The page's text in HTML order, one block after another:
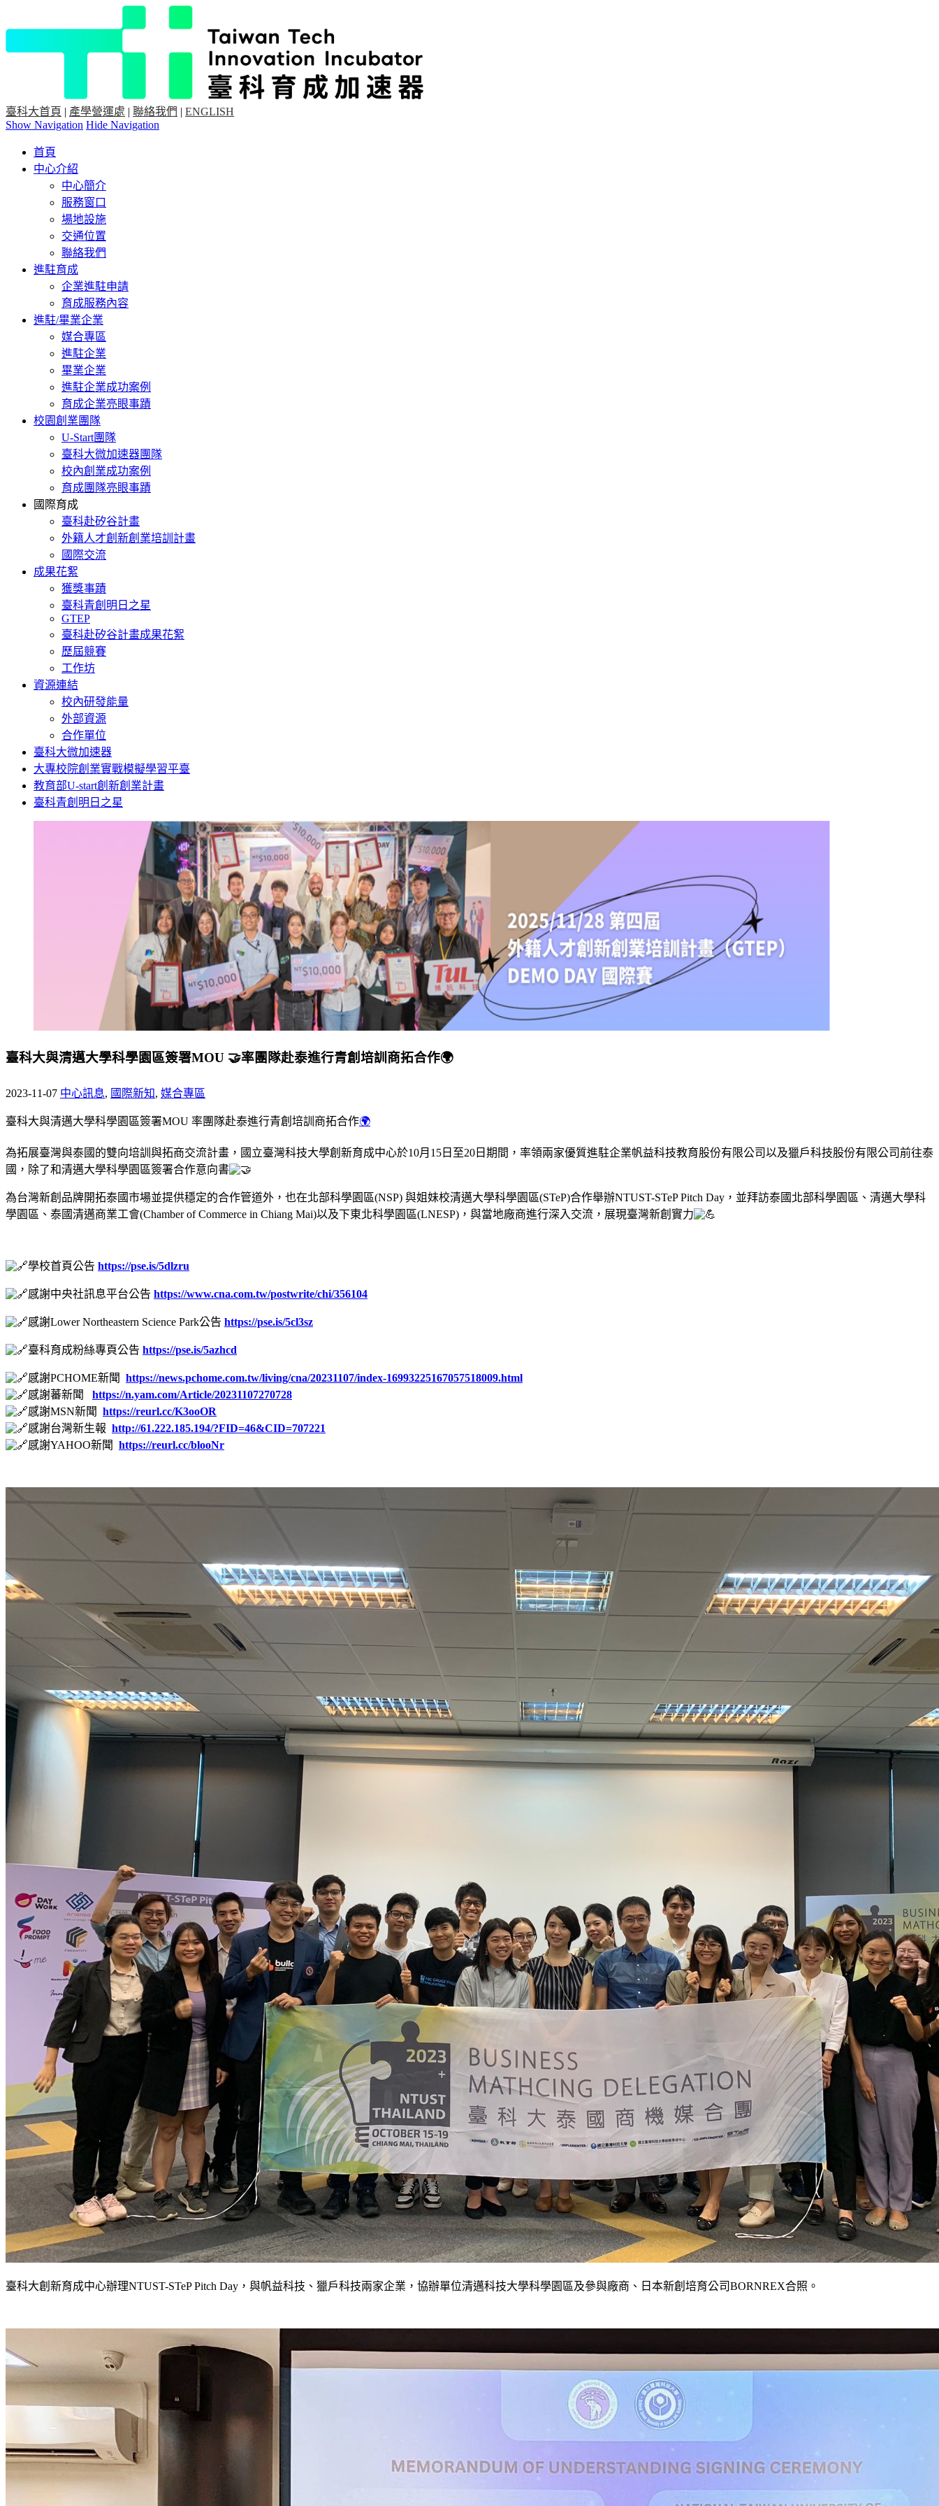
臺科大首頁 | 產學營運處 | 聯絡我們 | ENGLISH
Show Navigation Hide Navigation
首頁
中心介紹
中心簡介
服務窗口
場地設施
交通位置
聯絡我們
進駐育成
企業進駐申請
育成服務內容
進駐/畢業企業
媒合專區
進駐企業
畢業企業
進駐企業成功案例
育成企業亮眼事蹟
校園創業團隊
U-Start團隊
臺科大微加速器團隊
校內創業成功案例
育成團隊亮眼事蹟
國際育成
臺科赴矽谷計畫
外籍人才創新創業培訓計畫
國際交流
成果花絮
獲獎事蹟
臺科青創明日之星
GTEP
臺科赴矽谷計畫成果花絮
歷屆競賽
工作坊
資源連結
校內研發能量
外部資源
合作單位
臺科大微加速器
大專校院創業實戰模擬學習平臺
教育部U-start創新創業計畫
臺科青創明日之星
臺科大與清邁大學科學園區簽署MOU 🤝率團隊赴泰進行青創培訓商拓合作🌍
2023-11-07 中心訊息, 國際新知, 媒合專區
臺科大與清邁大學科學園區簽署MOU 率團隊赴泰進行青創培訓商拓合作🌍
為拓展臺灣與泰國的雙向培訓與拓商交流計畫，國立臺灣科技大學創新育成中心於10月15日至20日期間，率領兩家優質進駐企業帆益科技教育股份有限公司以及獵戶科技股份有限公司前往泰
國，除了和清邁大學科學園區簽署合作意向書
為台灣新創品牌開拓泰國市場並提供穩定的合作管道外，也在北部科學園區(NSP) 與姐妹校清邁大學科學園區(STeP)合作舉辦NTUST-STeP Pitch Day，並拜訪泰國北部科學園區、清邁大學科
學園區、泰國清邁商業工會(Chamber of Commerce in Chiang Mai)以及下東北科學園區(LNESP)，與當地廠商進行深入交流，展現臺灣新創實力
學校首頁公告 https://pse.is/5dlzru
感謝中央社訊息平台公告 https://www.cna.com.tw/postwrite/chi/356104
感謝Lower Northeastern Science Park公告 https://pse.is/5cl3sz
臺科育成粉絲專頁公告 https://pse.is/5azhcd
感謝PCHOME新聞 https://news.pchome.com.tw/living/cna/20231107/index-16993225167057518009.html
感謝蕃新聞 https://n.yam.com/Article/20231107270728
感謝MSN新聞 https://reurl.cc/K3ooOR
感謝台灣新生報 http://61.222.185.194/?FID=46&CID=707221
感謝YAHOO新聞 https://reurl.cc/blooNr
臺科大創新育成中心辦理NTUST-STeP Pitch Day，與帆益科技、獵戶科技兩家企業，協辦單位清邁科技大學科學園區及參與廠商、日本新創培育公司BORNREX合照。